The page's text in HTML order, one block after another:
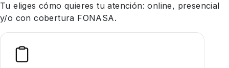
Tu eliges cómo quieres tu atención: online, presencial
y/o con cobertura FONASA.